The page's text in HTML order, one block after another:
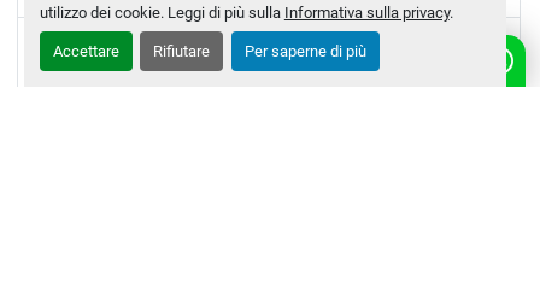
utilizzo dei cookie. Leggi di più sulla Informativa sulla privacy.
Accettare Rifiutare Per saperne di più
CONTATTACI